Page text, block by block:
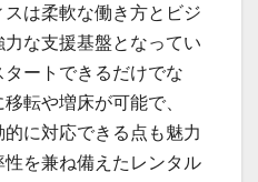
は柔軟な働き方とビジ
な支援基盤となってい
ートできるだけでな
転や増床が可能で、
に対応できる点も魅力
を兼ね備えたレンタル